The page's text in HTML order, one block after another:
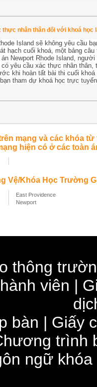
thực nhân thân đối với khoá
Island sẽ không yêu cầu
hạch cuối khoá, một bảng
Newport Rhode Island,
có yêu cầu xác thực nhân
khi hoàn tất bài thi cuối
tham dự khoá học trực
mạng và các khóa
hiện có ở các toàn
Vệ/Khóa Học Trường
East Providence
Newport
thông
viên |
bàn | Giấy
trình
ngữ khóa